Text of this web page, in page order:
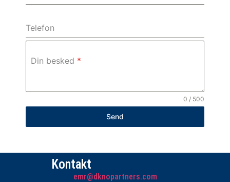
Telefon
Din besked *
0 / 500
Send
Kontakt
emr@dknopartners.com